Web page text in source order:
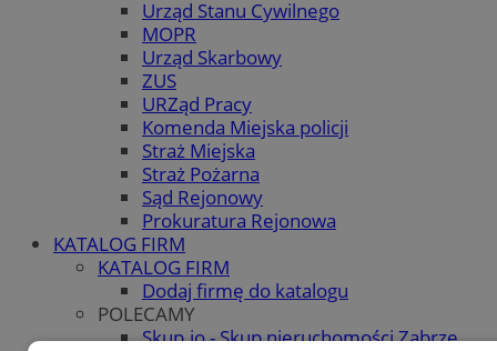
Urząd Stanu Cywilnego
MOPR
Urząd Skarbowy
ZUS
URZąd Pracy
Komenda Miejska policji
Straż Miejska
Straż Pożarna
Sąd Rejonowy
Prokuratura Rejonowa
KATALOG FIRM
KATALOG FIRM
Dodaj firmę do katalogu
POLECAMY
Skup.io - Skup nieruchomości Zabrze